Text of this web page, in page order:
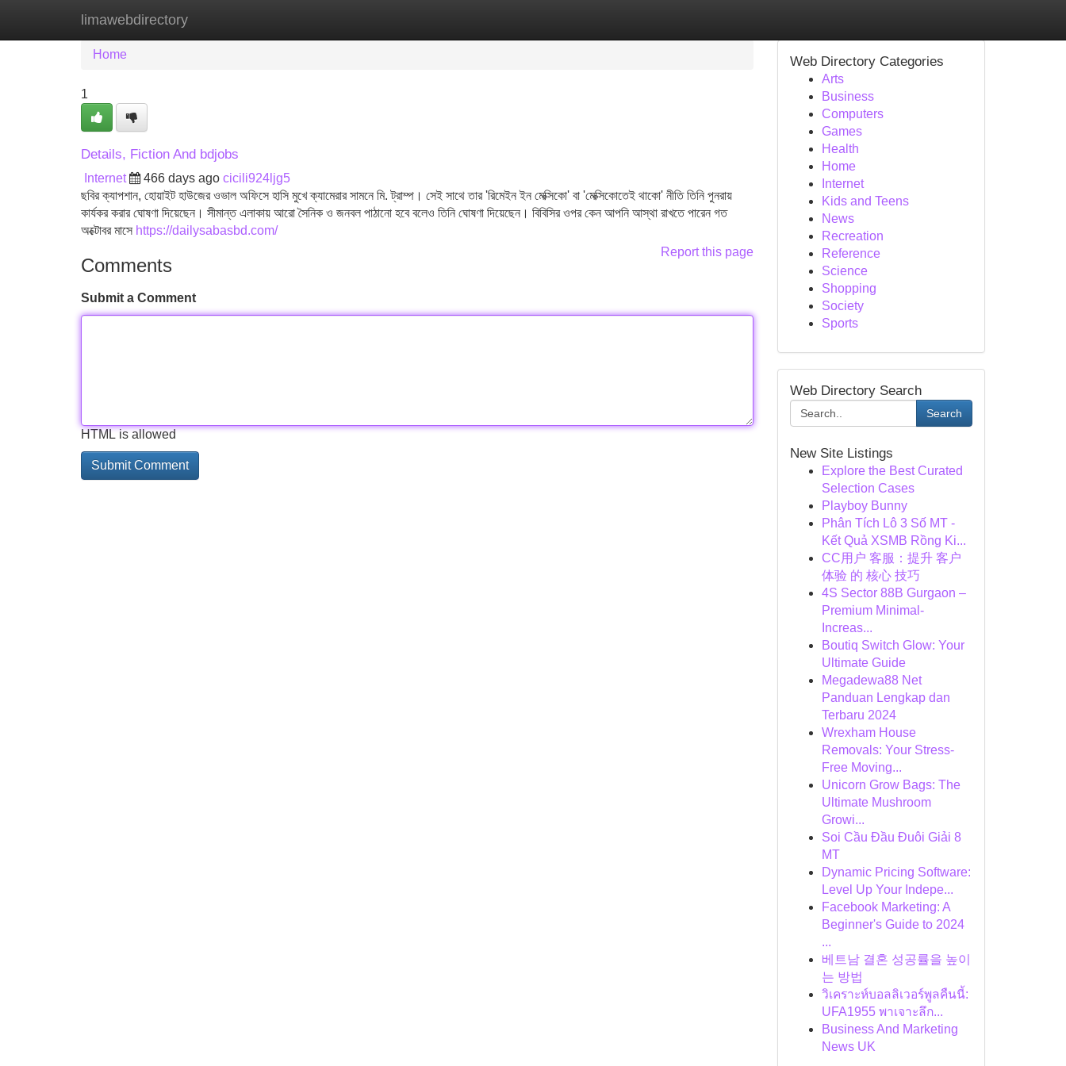
limawebdirectory
Home New Site Listings
Home
1
Details, Fiction And bdjobs
Internet 466 days ago cicili924ljg5
ছবির ক্যাপশান, হোয়াইট হাউজের ওভাল অফিসে হাসি মুখে ক্যামেরার সামনে মি. ট্রাম্প। সেই সাথে তার 'রিমেইন ইন মেক্সিকো' বা 'মেক্সিকোতেই থাকো' নীতি তিনি পুনরায়
কার্যকর করার ঘোষণা দিয়েছেন। সীমান্ত এলাকায় আরো সৈনিক ও জনবল পাঠানো হবে বলেও তিনি ঘোষণা দিয়েছেন। বিবিসির ওপর কেন আপনি আস্থা রাখতে পারেন গত
অক্টোবর মাসে https://dailysabasbd.com/
Report this page
Comments
Submit a Comment
HTML is allowed
Web Directory Categories
Arts
Business
Computers
Games
Health
Home
Internet
Kids and Teens
News
Recreation
Reference
Science
Shopping
Society
Sports
Web Directory Search
Search
New Site Listings
Explore the Best Curated
Selection Cases
Playboy Bunny
Phân Tích Lô 3 Số MT -
Kết Quả XSMB Rồng Ki...
CC用户 客服：提升 客户
体验 的 核心 技巧
4S Sector 88B Gurgaon –
Premium Minimal-
Increas...
Boutiq Switch Glow: Your
Ultimate Guide
Megadewa88 Net
Panduan Lengkap dan
Terbaru 2024
Wrexham House
Removals: Your Stress-
Free Moving...
Unicorn Grow Bags: The
Ultimate Mushroom
Growi...
Soi Cầu Đầu Đuôi Giải 8
MT
Dynamic Pricing Software:
Level Up Your Indepe...
Facebook Marketing: A
Beginner's Guide to 2024
...
베트남 결혼 성공률을 높이
는 방법
วิเคราะห์บอลลิเวอร์พูลคืนนี้:
UFA1955 พาเจาะลึก...
Business And Marketing
News UK